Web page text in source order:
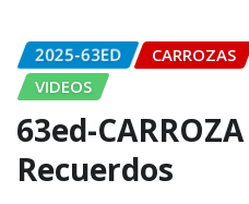
2025-63ED CARROZAS
VIDEOS
63ed-
Recuerdos